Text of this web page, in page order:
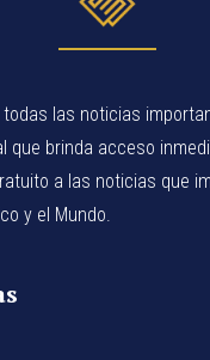
todas las noticias
que brinda acceso
a las noticias que
y el Mundo.